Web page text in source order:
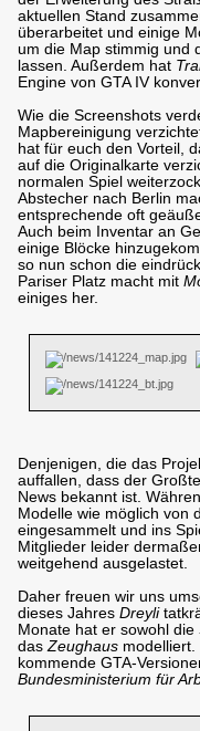
aktuellen Stand
überarbeitet und einige
um die Map stimmig und
lassen. Außerdem hat
Engine von GTA IV
Wie die Screenshots
Mapbereinigung
hat für euch den Vorteil,
auf die Originalkarte
normalen Spiel
Abstecher nach Berlin
entsprechende oft
Auch beim Inventar an
einige Blöcke
so nun schon die
Pariser Platz macht mit
einiges her.
Denjenigen, die das
auffallen, dass der
News bekannt ist.
Modelle wie möglich von
eingesammelt und ins
Mitglieder leider
weitgehend ausgelastet.
Daher freuen wir uns
dieses Jahres Dreyli
Monate hat er sowohl die
dasZeughaus
kommende GTA-
Bundesministerium für